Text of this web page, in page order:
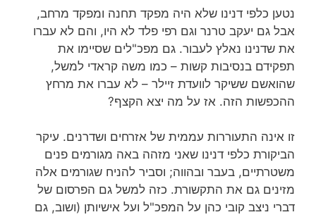
נטען כלפי דנינו שלא היה מפקד תחנה ומפקד מרחב,
אבל גם יעקב טרנר וגם רפי פלד לא היו, והם לא עברו
את שדנינו נאלץ לעבור. גם מפכ"לים שסיימו את
תפקידם בנסיבות קשות – כמו משה קראדי למשל,
שהואשם ששיקר לוועדת זיילר – לא עברו את מרחץ
ההכפשות הזה. אז על מה יצא הקצף?
זו אינה התעוררות עממית של אזרחים ושדרנים. עיקר
הביקורת כלפי דנינו שאני מזהה באה מגורמים פנים
משטרתיים, בעבר ובהווה; וסביר להניח שגורמים אלה
מזינים גם את התקשורת. כזה למשל גם הפרסום של
דברי ניצב קובי כהן על המפכ"ל ועל אישיותן (ושוב, גם